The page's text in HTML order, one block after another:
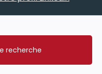
avec votre
critères de recherche
recherche